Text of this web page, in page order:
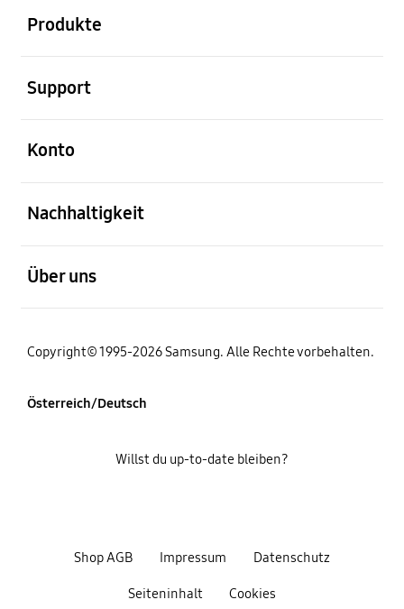
Produkte
Support
Konto
Nachhaltigkeit
Über uns
Copyright© 1995-2026 Samsung. Alle Rechte vorbehalten.
Österreich/Deutsch
Shop AGB Impressum Datenschutz
Seiteninhalt Cookies
Willst du up-to-date bleiben?